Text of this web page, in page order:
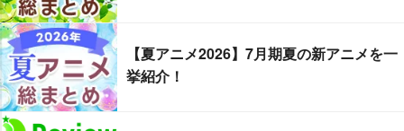
【夏アニメ2026】7月期夏の新アニメを一
挙紹介！